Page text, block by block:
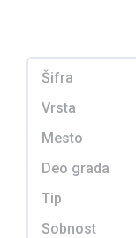
Šifra
Vrsta
Mesto
Deo grada
Tip
Sobnost